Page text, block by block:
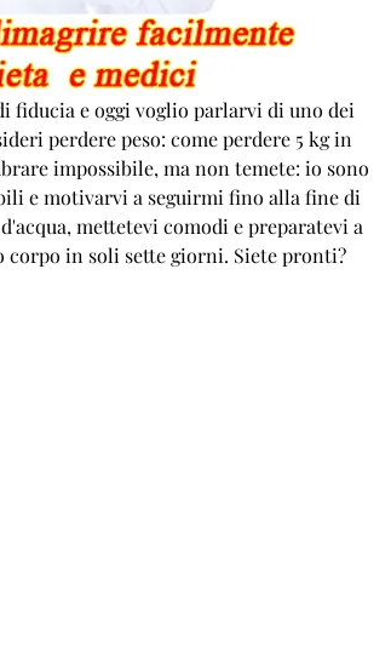
fiducia e oggi voglio parlarvi di uno dei
perdere peso: come perdere 5 kg in
impossibile, ma non temete: io sono
e motivarvi a seguirmi fino alla fine di
mettetevi comodi e preparatevi a
in soli sette giorni. Siete pronti?